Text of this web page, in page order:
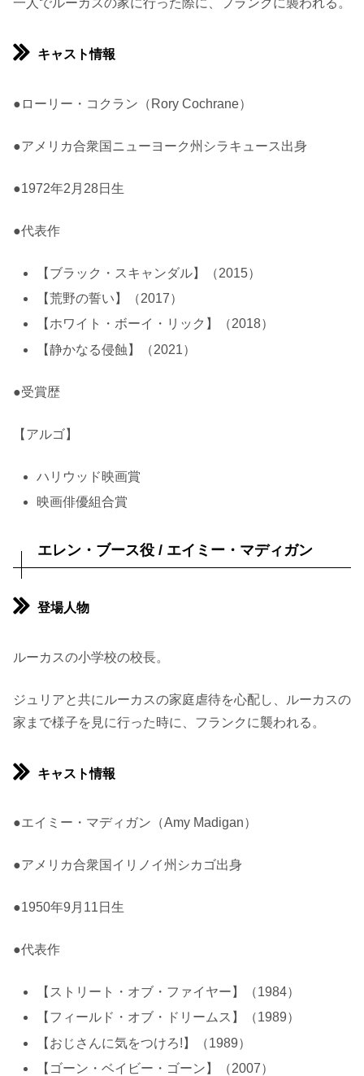
一人でルーカスの家に行った際に、フランクに襲われる。
キャスト情報
●ローリー・コクラン（Rory Cochrane）
●アメリカ合衆国ニューヨーク州シラキュース出身
●1972年2月28日生
●代表作
【ブラック・スキャンダル】（2015）
【荒野の誓い】（2017）
【ホワイト・ボーイ・リック】（2018）
【静かなる侵蝕】（2021）
●受賞歴
【アルゴ】
ハリウッド映画賞
映画俳優組合賞
エレン・ブース役 / エイミー・マディガン
登場人物
ルーカスの小学校の校長。
ジュリアと共にルーカスの家庭虐待を心配し、ルーカスの
家まで様子を見に行った時に、フランクに襲われる。
キャスト情報
●エイミー・マディガン（Amy Madigan）
●アメリカ合衆国イリノイ州シカゴ出身
●1950年9月11日生
●代表作
【ストリート・オブ・ファイヤー】（1984）
【フィールド・オブ・ドリームス】（1989）
【おじさんに気をつけろ!】（1989）
【ゴーン・ベイビー・ゴーン】（2007）